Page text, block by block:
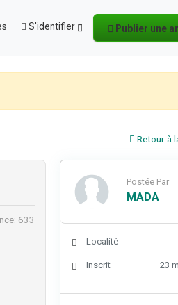
S'identifier Publier une
Retour à
633
Postée Par
MADA
Localité
Inscrit 23